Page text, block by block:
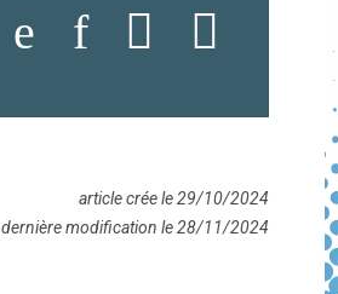
article crée le 29/10/2024
dernière modification le 28/11/2024